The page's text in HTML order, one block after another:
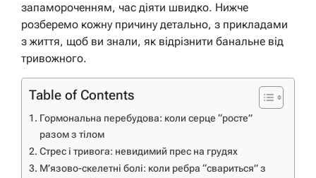
запамороченням, час діяти швидко. Нижче
розберемо кожну причину детально, з прикладами
з життя, щоб ви знали, як відрізнити банальне від
тривожного.
Table of Contents
Гормональна перебудова: коли серце “росте”
разом з тілом
Стрес і тривога: невидимий прес на грудях
М’язово-скелетні болі: коли ребра “свариться” з